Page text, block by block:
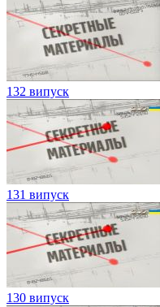
132 випуск
131 випуск
130 випуск